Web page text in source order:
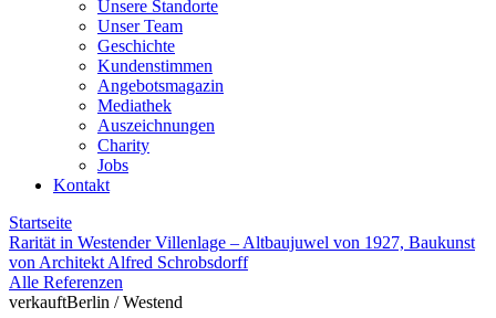
Unsere Standorte
Unser Team
Geschichte
Kundenstimmen
Angebotsmagazin
Mediathek
Auszeichnungen
Charity
Jobs
Kontakt
Startseite
Rarität in Westender Villenlage – Altbaujuwel von 1927, Baukunst
von Architekt Alfred Schrobsdorff
Alle Referenzen
verkauftBerlin / Westend